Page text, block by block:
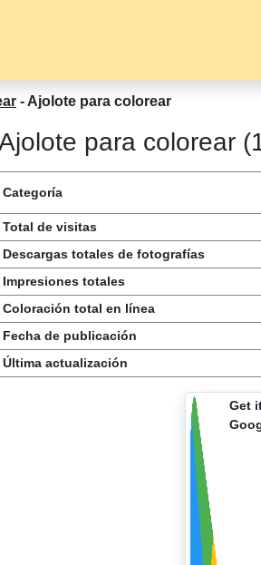
- Ajolote para colorear
para colorear
Categoría
Total de visitas
Descargas totales de fotografías
Impresiones totales
Coloración total en línea
Fecha de publicación
Última actualización
Get